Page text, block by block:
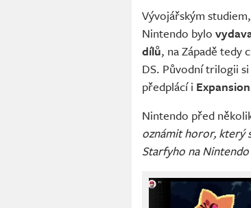
Vývojářským
Nintendo bylo
dílů, na Západě tedy
DS. Původní trilogii
předplácí i
Nintendo před
oznámit horor, který
Starfyho na